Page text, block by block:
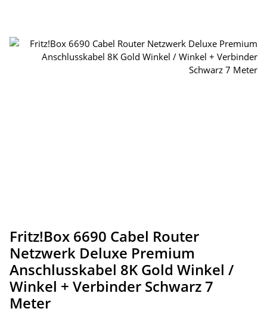
Fritz!Box 6690 Cabel Router
Netzwerk Deluxe Premium
Anschlusskabel 8K Gold Winkel /
Winkel + Verbinder Schwarz 7
Meter